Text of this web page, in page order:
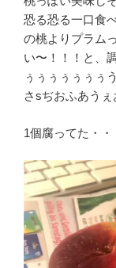
恐る恐る一口食
の桃よりプラム
い〜！！！と、
ぅぅぅぅぅぅぅ
さsぢおふあうぇ
1個腐ってた・・